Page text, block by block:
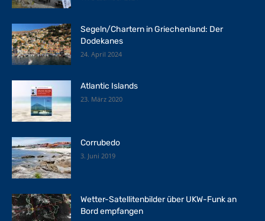
Segeln/Chartern in Griechenland: Der
Dodekanes
24. April 2024
Atlantic Islands
23. März 2020
Corrubedo
3. Juni 2019
Wetter-Satellitenbilder über UKW-Funk an
Bord empfangen